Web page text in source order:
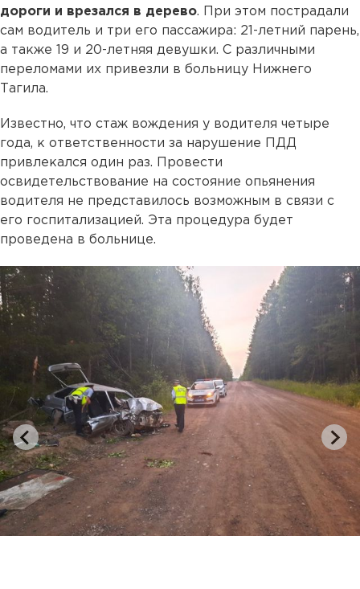
дороги и врезался в дерево. При этом пострадали
сам водитель и три его пассажира: 21-летний парень,
а также 19 и 20-летняя девушки. С различными
переломами их привезли в больницу Нижнего
Тагила.
Известно, что стаж вождения у водителя четыре
года, к ответственности за нарушение ПДД
привлекался один раз. Провести
освидетельствование на состояние опьянения
водителя не представилось возможным в связи с
его госпитализацией. Эта процедура будет
проведена в больнице.